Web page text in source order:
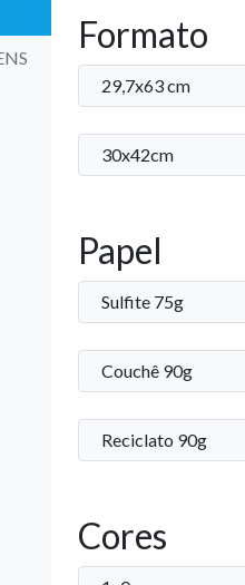
Formato
29,7x63 cm
30x42cm
Papel
Sulfite 75g
Couchê 90g
Reciclato 90g
Cores